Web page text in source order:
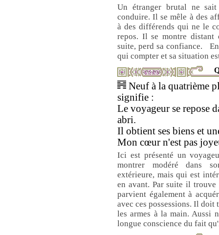
Un étranger brutal ne
conduire. Il se mêle à des
à des différends qui ne le
repos. Il se montre distant
suite, perd sa confiance.
qui compter et sa situation
Neuf à la quatrième
signifie :
Le voyageur se repose
abri.
Il obtient ses biens et
Mon cœur n'est pas
Ici est présenté un
montrer modéré dans
extérieure, mais qui est
en avant. Par suite il
parvient également à
avec ces possessions. Il doit
les armes à la main. Aussi
longue conscience du fait